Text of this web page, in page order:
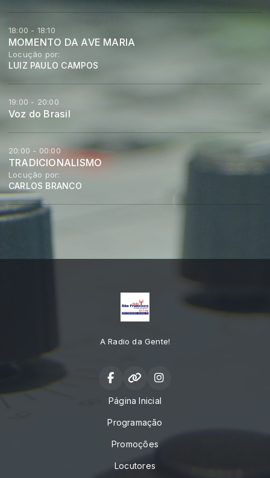
18:00 - 18:10
MOMENTO DA AVE MARIA
Locução por:
LUIZ PAULO CAMPOS
19:00 - 20:00
Voz do Brasil
20:00 - 00:00
TRADICIONALISMO
Locução por:
CARLOS BRANCO
A Radio da Gente!
Página Inicial
Programação
Promoções
Locutores